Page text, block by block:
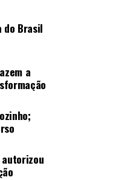
Amédio Venâncio
como Melhor Ator
Graham foi premiado
além de também
consolida o Brasil como
atual temporada de
o filme, de autoria de
e Eunice, foi para
O próprio caso
da Justiça, em janeiro
ex-deputado foi
documento, ele foi tido
nova redação, consta
causada pelo Estado
do Brasil
a
autorizou